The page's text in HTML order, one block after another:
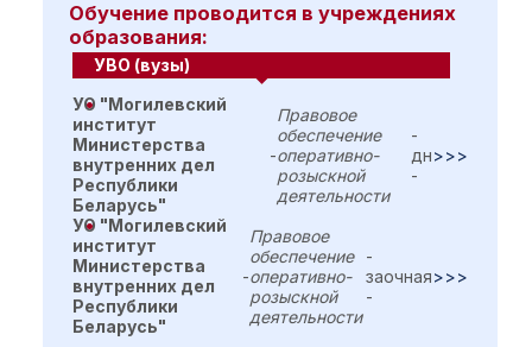
Обучение проводится в учреждениях
образования:
УВО (вузы)
УО "Могилевский
институт
Министерства
внутренних дел
Республики
Беларусь"
-
Правовое
обеспечение
оперативно-
розыскной
деятельности
-
дн
-
>>>
УО "Могилевский
институт
Министерства
внутренних дел
Республики
Беларусь"
-
Правовое
обеспечение
оперативно-
розыскной
деятельности
-
заочная
-
>>>